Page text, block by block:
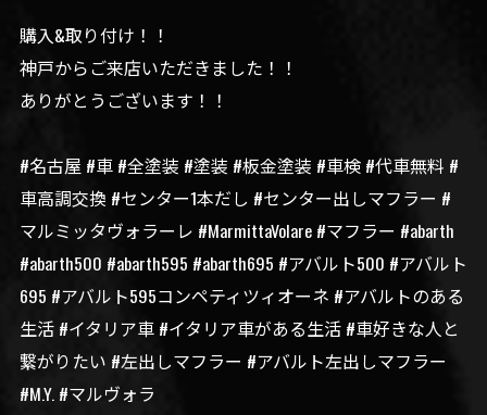
購入&取り付け！！
神戸からご来店いただきました！！
ありがとうございます！！
#名古屋 #車 #全塗装 #塗装 #板金塗装 #車検 #代車無料 #
車高調交換 #センター1本だし #センター出しマフラー #
マルミッタヴォラーレ #MarmittaVolare #マフラー #abarth
#abarth500 #abarth595 #abarth695 #アバルト500 #アバルト
695 #アバルト595コンペティツィオーネ #アバルトのある
生活 #イタリア車 #イタリア車がある生活 #車好きな人と
繋がりたい #左出しマフラー #アバルト左出しマフラー
#M.Y. #マルヴォラ